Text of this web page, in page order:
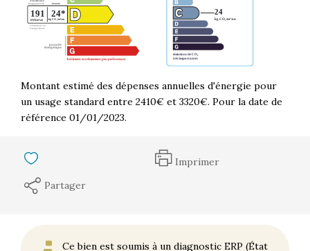
Montant estimé des dépenses annuelles d'énergie pour
un usage standard entre 2410€ et 3320€. Pour la date de
référence 01/01/2023.
Imprimer
Partager
Ce bien est soumis à un diagnostic ERP (État